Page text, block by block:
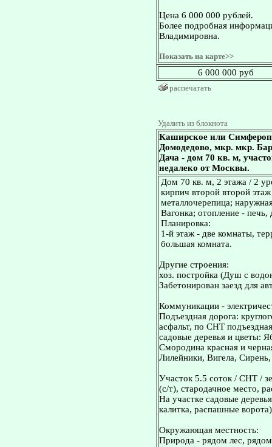
Цена 6 000 000 рублей.
Более подробная
Владимировна.
Показать на карте>>
6 000 000 руб
распечатать
Удалить из блокнота
Каширское или
Домодедово, мкр. мкр.
Дача - дом 70 кв. м,
недалеко от Москвы.
Дом 70 кв. м, 2 этажа / 2
кирпич второй второй
металлочерепица;
Вагонка; отопление -
Планировка:
1-й этаж - две комнаты,
большая комната.
Другие строения:
хоз. постройка (Душ с
Забетонирован заезд для
Коммуникации -
Подъездная дорога:
асфальт, по СНТ
садовые деревья и цветы:
Смородина красная и
Лилейники, Вигела,
Участок 5.5 соток / СНТ /
(с/т), стародачное место,
На участке садовые
калитка, распашные
Окружающая местность:
Природа - рядом лес,